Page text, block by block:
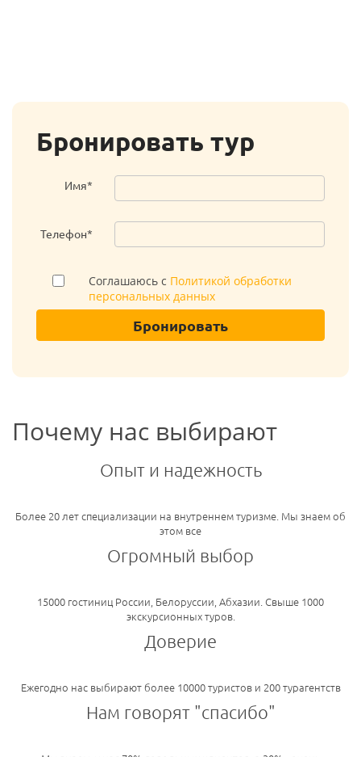
Бронировать тур
Имя*
Телефон*
Соглашаюсь с Политикой обработки
персональных данных
Бронировать
Почему нас выбирают
Опыт и надежность
Более 20 лет специализации на внутреннем туризме. Мы знаем об
этом все
Огромный выбор
15000 гостиниц России, Белоруссии, Абхазии. Свыше 1000
экскурсионных туров.
Доверие
Ежегодно нас выбирают более 10000 туристов и 200 турагентств
Нам говорят "спасибо"